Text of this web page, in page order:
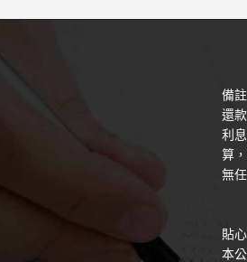
備註
還
利
算
無
貼
本